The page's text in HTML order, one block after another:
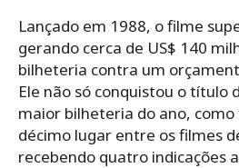
Lançado em 1988, o filme
gerando cerca de US$ 140
bilheteria contra um
Ele não só conquistou o título
maior bilheteria do ano,
décimo lugar entre os filmes
recebendo quatro indicações